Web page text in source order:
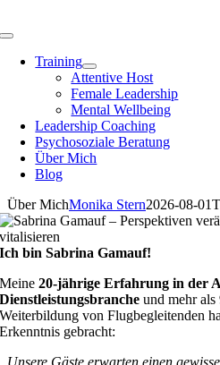
Inhalt
Toggle
NavigationTraining
Attentive Host
Female Leadership
Mental Wellbeing
Leadership Coaching
Psychosoziale Beratung
Über Mich
Blog
Über MichMonika Stern2026-08-
Ich bin Sabrina Gamauf!
Meine20-jährige Erfahrung in der
Dienstleistungsbranche und mehr als
Weiterbildung von Flugbegleitenden
Erkenntnis gebracht:
„Unsere Gäste erwarten einen